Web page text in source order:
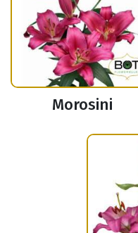
Morosini